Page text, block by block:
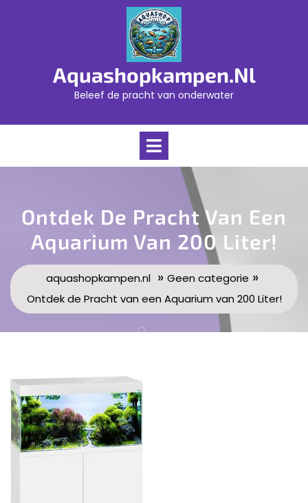
Aquashopkampen.nl
Beleef de pracht van onderwater
Open
Ontdek De Pracht Van Een
Aquarium Van 200 Liter!
aquashopkampen.nl » Geen categorie »
Ontdek de Pracht van een Aquarium van 200 Liter!